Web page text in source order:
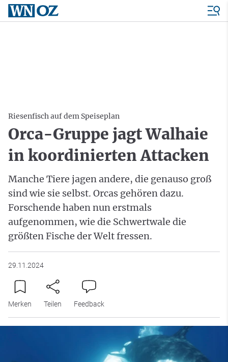
Riesenfisch auf dem Speiseplan
Orca-Gruppe jagt Walhaie
in koordinierten Attacken
Manche Tiere jagen andere, die genauso groß
sind wie sie selbst. Orcas gehören dazu.
Forschende haben nun erstmals
aufgenommen, wie die Schwertwale die
größten Fische der Welt fressen.
29.11.2024
Merken Teilen Feedback